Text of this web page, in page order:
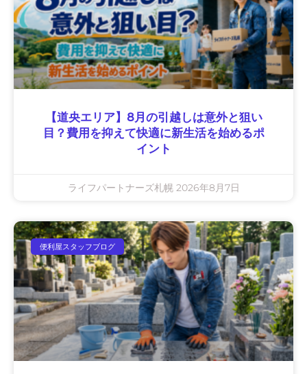
【道央エリア】8月の引越しは意外と狙い
目？費用を抑えて快適に新生活を始めるポ
イント
ライフパートナーズ札幌 2026年8月7日
便利屋スタッフブログ